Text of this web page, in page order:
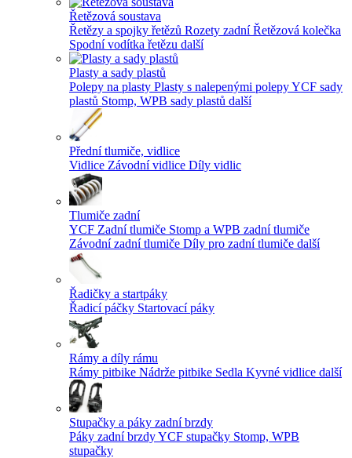
Řetězová soustava
Řetězy a spojky řetězů Rozety zadníŘetězová kolečka
Spodní vodítka řetězu další
Plasty a sady plastů
Polepy na plasty Plasty s nalepenými polepyYCF sady
plastů Stomp, WPB sady plastů další
Přední tlumiče, vidlice
Vidlice Závodní vidlice Díly vidlic
Tlumiče zadní
YCF Zadní tlumiče Stomp a WPB zadní tlumiče
Závodní zadní tlumiče Díly pro zadní tlumiče další
Řadičky a startpáky
Řadicí páčky Startovací páky
Rámy a díly rámu
Rámy pitbike Nádrže pitbike Sedla Kyvné vidlice další
Stupačky a páky zadní brzdy
Páky zadní brzdyYCF stupačky Stomp, WPB
stupačky